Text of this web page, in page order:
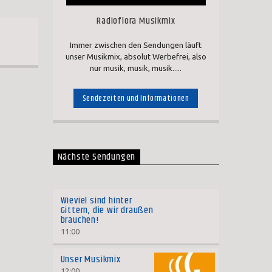
Radioflora Musikmix
Immer zwischen den Sendungen läuft
unser Musikmix, absolut Werbefrei, also
nur musik, musik, musik.....
Sendezeiten und Informationen
Nächste Sendungen
Wieviel sind hinter
Gittern, die wir draußen
brauchen!
11:00
Unser Musikmix